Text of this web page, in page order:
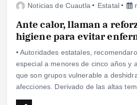
Noticias de Cuautla Estatal
Ante calor, llaman a
higiene para evitar
• Autoridades estatales,
especial a menores de cinco años y
que son grupos vulnerable a
afecciones. Derivado de las altas